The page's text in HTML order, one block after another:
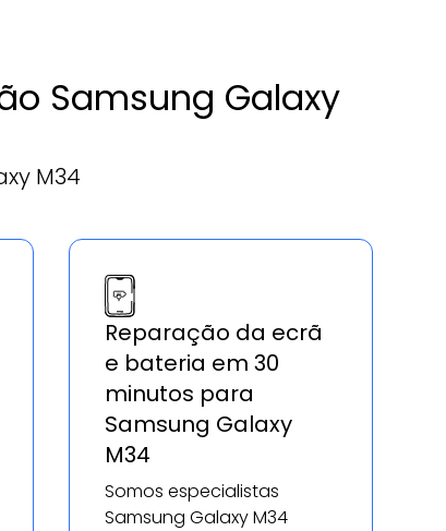
Samsung Galaxy
M34
Reparação da ecrã
e bateria em 30
minutos para
Samsung Galaxy
M34
Somos especialistas
Samsung Galaxy M34